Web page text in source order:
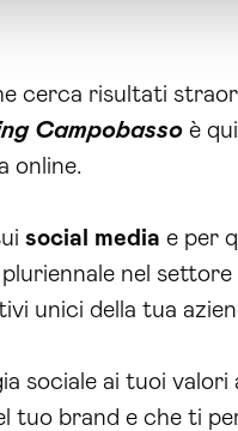
cerca risultati
Campobasso è
online.
social media e per
nel
unici della tua
sociale ai tuoi valori
tuo brand e che ti